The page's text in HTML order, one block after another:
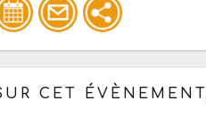
: mail / forum / réseau
CET